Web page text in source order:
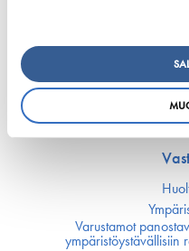
Kansallinen
EU:n
Varustamot
ympäristöystävällisiin